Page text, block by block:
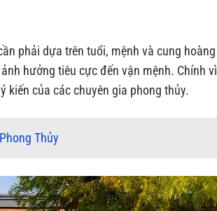
phải dựa trên tuổi, mệnh và cung
hưởng tiêu cực đến vận mệnh. Chính
kiến của các chuyên gia phong thủy.
Thủy